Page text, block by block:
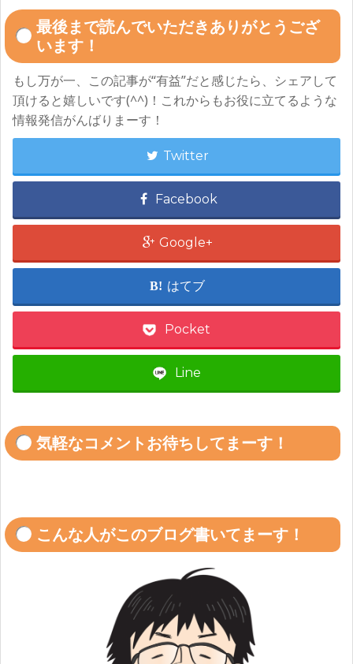
最後まで読んでいただきありがとうござ
います！
もし万が一、この記事が“有益”だと感じたら、シェアして
頂けると嬉しいです(^^)！これからもお役に立てるような
情報発信がんばりまーす！
Twitter
Facebook
Google+
はてブ
Pocket
Line
気軽なコメントお待ちしてまーす！
こんな人がこのブログ書いてまーす！